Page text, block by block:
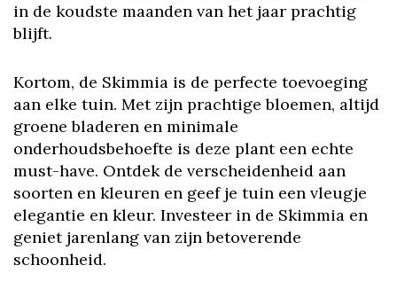
in de koudste maanden van het jaar prachtig
blijft.
Kortom, de Skimmia is de perfecte toevoeging
aan elke tuin. Met zijn prachtige bloemen, altijd
groene bladeren en minimale
onderhoudsbehoefte is deze plant een echte
must-have. Ontdek de verscheidenheid aan
soorten en kleuren en geef je tuin een vleugje
elegantie en kleur. Investeer in de Skimmia en
geniet jarenlang van zijn betoverende
schoonheid.